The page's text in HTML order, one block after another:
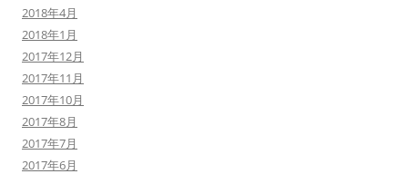
2018年4月
2018年1月
2017年12月
2017年11月
2017年10月
2017年8月
2017年7月
2017年6月